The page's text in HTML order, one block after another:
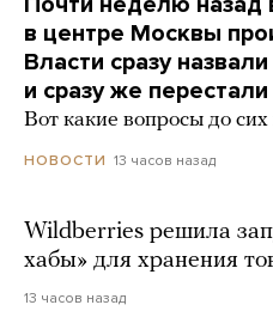
в центре Москвы
Власти сразу
и сразу же
Вот какие вопросы до сих
НОВОСТИ 13 часов назад
Wildberries решила
хабы» для хранения
13 часов назад